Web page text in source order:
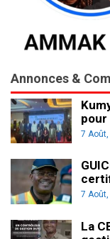
Annonces &
7
7
La